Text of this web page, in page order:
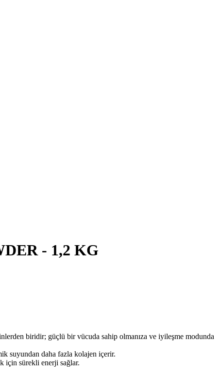
- 1,2 KG
biridir; güçlü bir vücuda sahip olmanıza ve iyileşme modunda
suyundan daha fazla kolajen içerir.
için sürekli enerji sağlar.